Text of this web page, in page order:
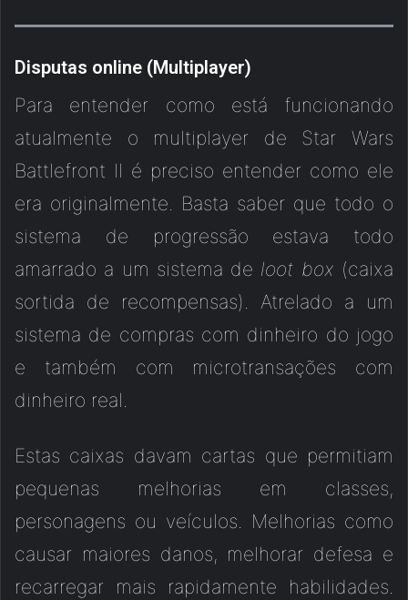
Disputas online (Multiplayer)
Para entender como está funcionando
atualmente o multiplayer de Star Wars
Battlefront II é preciso entender como ele
era originalmente. Basta saber que todo o
sistema de progressão estava todo
amarrado a um sistema de loot box (caixa
sortida de recompensas). Atrelado a um
sistema de compras com dinheiro do jogo
e também com microtransações com
dinheiro real.
Estas caixas davam cartas que permitiam
pequenas melhorias em classes,
personagens ou veículos. Melhorias como
causar maiores danos, melhorar defesa e
recarregar mais rapidamente habilidades.